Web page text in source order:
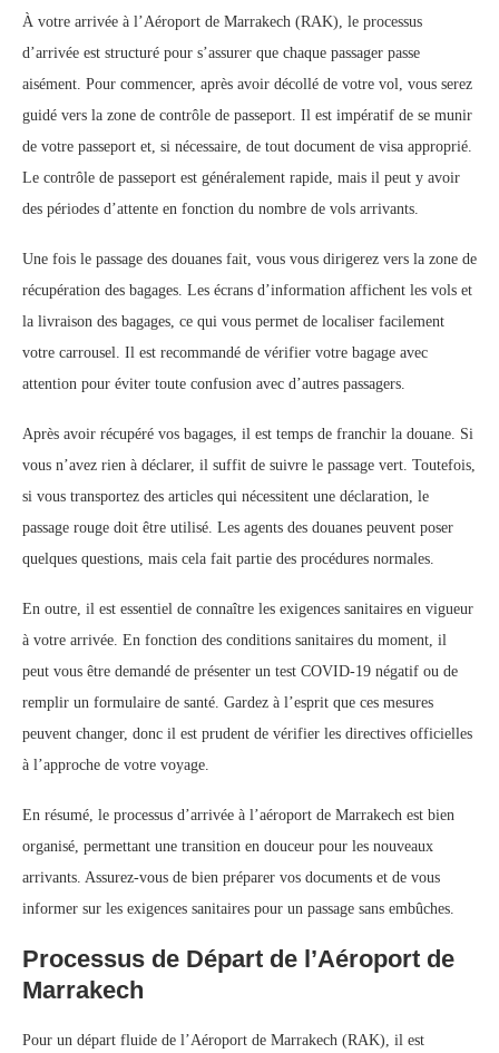
À votre arrivée à l’Aéroport de Marrakech (RAK), le processus
d’arrivée est structuré pour s’assurer que chaque passager passe
aisément. Pour commencer, après avoir décollé de votre vol, vous serez
guidé vers la zone de contrôle de passeport. Il est impératif de se munir
de votre passeport et, si nécessaire, de tout document de visa approprié.
Le contrôle de passeport est généralement rapide, mais il peut y avoir
des périodes d’attente en fonction du nombre de vols arrivants.
Une fois le passage des douanes fait, vous vous dirigerez vers la zone de
récupération des bagages. Les écrans d’information affichent les vols et
la livraison des bagages, ce qui vous permet de localiser facilement
votre carrousel. Il est recommandé de vérifier votre bagage avec
attention pour éviter toute confusion avec d’autres passagers.
Après avoir récupéré vos bagages, il est temps de franchir la douane. Si
vous n’avez rien à déclarer, il suffit de suivre le passage vert. Toutefois,
si vous transportez des articles qui nécessitent une déclaration, le
passage rouge doit être utilisé. Les agents des douanes peuvent poser
quelques questions, mais cela fait partie des procédures normales.
En outre, il est essentiel de connaître les exigences sanitaires en vigueur
à votre arrivée. En fonction des conditions sanitaires du moment, il
peut vous être demandé de présenter un test COVID-19 négatif ou de
remplir un formulaire de santé. Gardez à l’esprit que ces mesures
peuvent changer, donc il est prudent de vérifier les directives officielles
à l’approche de votre voyage.
En résumé, le processus d’arrivée à l’aéroport de Marrakech est bien
organisé, permettant une transition en douceur pour les nouveaux
arrivants. Assurez-vous de bien préparer vos documents et de vous
informer sur les exigences sanitaires pour un passage sans embûches.
Processus de Départ de l’Aéroport de
Marrakech
Pour un départ fluide de l’Aéroport de Marrakech (RAK), il est